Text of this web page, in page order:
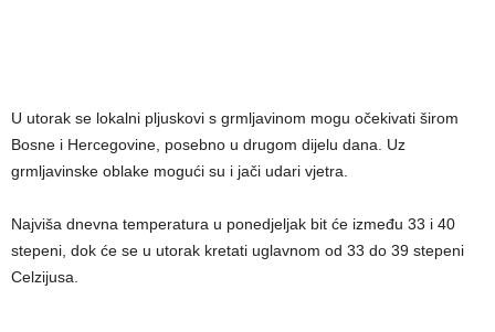
U utorak se lokalni pljuskovi s grmljavinom mogu očekivati širom
Bosne i Hercegovine, posebno u drugom dijelu dana. Uz
grmljavinske oblake mogući su i jači udari vjetra.
Najviša dnevna temperatura u ponedjeljak bit će između 33 i 40
stepeni, dok će se u utorak kretati uglavnom od 33 do 39 stepeni
Celzijusa.